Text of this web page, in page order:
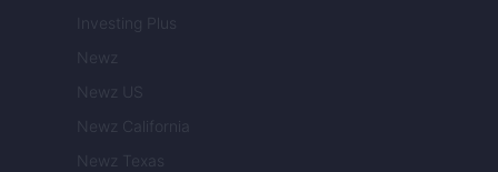
Investing Plus
Newz
Newz US
Newz California
Newz Texas